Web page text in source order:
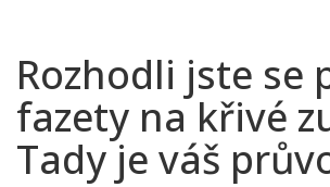
Rozhodli jste se
fazety na křivé
Tady je váš